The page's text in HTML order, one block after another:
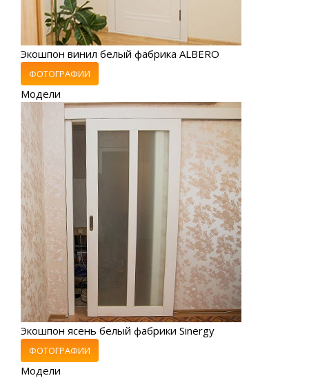
Экошпон винил белый фабрика ALBERO
ФОТОГРАФИИ
Модели
Экошпон ясень белый фабрики Sinergy
ФОТОГРАФИИ
Модели